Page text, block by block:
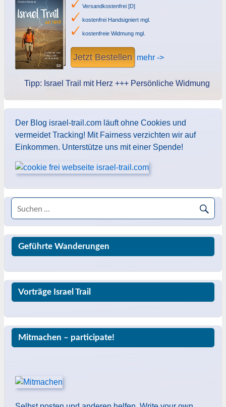
Versandkostenfrei [D]
kostenfrei Handsigniert mgl.
kostenfreie Widmung mgl.
Jetzt Bestellen mehr ->
Tipp: Israel Trail mit Herz +++ Persönliche Widmung des
Der Blog israel-trail.com läuft ohne Cookies und
vermeidet Tracking! Mit Fairness verzichten wir auf
Einkommen. Unterstütze uns mit einer Spende!
Geführte Wanderungen
Vorträge Israel Trail
Mitmachen – participate!